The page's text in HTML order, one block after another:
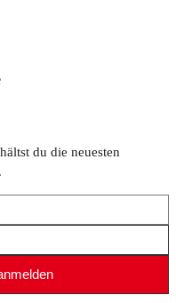
du die neuesten